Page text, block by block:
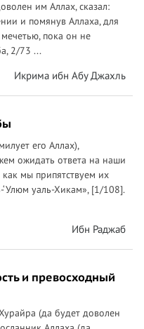
им Аллах, сказал:
и помянув Аллаха, для
мечетью, пока он не
2/73 ...
Икрима ибн Абу Джахль
его Аллах),
ожидать ответа на наши
мы припятствуем их
‘Улюм уаль-Хикам», [1/108].
Ибн Раджаб
и превосходный
(да будет доволен